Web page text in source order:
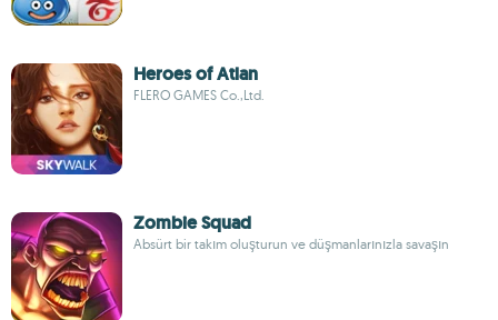
Heroes of Atlan
FLERO GAMES Co.,Ltd.
Zombie Squad
Absürt bir takım oluşturun ve düşmanlarınızla savaşın